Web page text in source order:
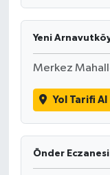
Yeni
Merkez
Yol Tarifi Al
Önder Eczanesi